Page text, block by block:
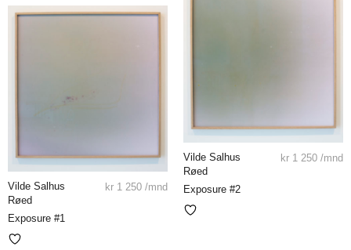
Vilde Salhus
Røed
Exposure #2
kr 1 250 /mnd
Vilde Salhus
Røed
Exposure #1
kr 1 250 /mnd